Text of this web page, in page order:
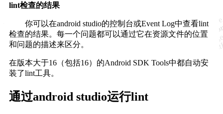
lint检查的结果
你可以在android studio的控制台或Event Log中查看lint
检查的结果。每一个问题都可以通过它在资源文件的位置
和问题的描述来区分。
在版本大于16（包括16）的Android SDK Tools中都自动安
装了lint工具。
通过android studio运行lint